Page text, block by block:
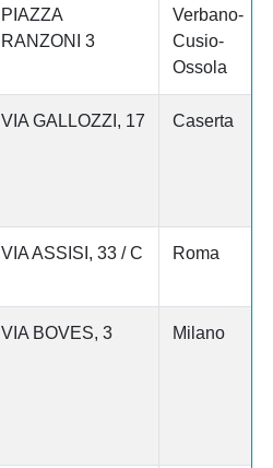
PIAZZA
RANZONI 3
Verbano-
Cusio-
Ossola
VIA GALLOZZI, 17 Caserta
VIA ASSISI, 33 / C Roma
VIA BOVES, 3 Milano